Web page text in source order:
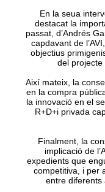
En la seua
destacat la
passat, d’Andrés
capdavant de
objectius
del projecte
Així mateix, la
en la compra
la innovació en el
R+D+i privada
Finalment, la
implicació de
expedients que
competitiva, i per
entre diferents